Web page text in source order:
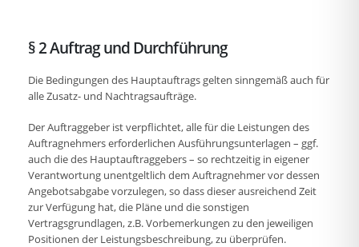
§ 2 Auftrag und Durchführung
Die Bedingungen des Hauptauftrags gelten sinngemäß auch für
alle Zusatz- und Nachtragsaufträge.
Der Auftraggeber ist verpflichtet, alle für die Leistungen des
Auftragnehmers erforderlichen Ausführungsunterlagen – ggf.
auch die des Hauptauftraggebers – so rechtzeitig in eigener
Verantwortung unentgeltlich dem Auftragnehmer vor dessen
Angebotsabgabe vorzulegen, so dass dieser ausreichend Zeit
zur Verfügung hat, die Pläne und die sonstigen
Vertragsgrundlagen, z.B. Vorbemerkungen zu den jeweiligen
Positionen der Leistungsbeschreibung, zu überprüfen.